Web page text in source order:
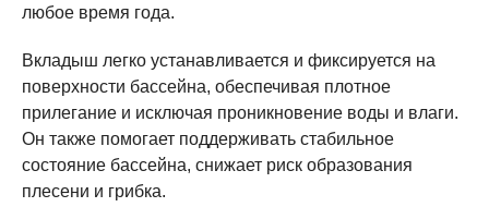
любое время года.
Вкладыш легко устанавливается и фиксируется на
поверхности бассейна, обеспечивая плотное
прилегание и исключая проникновение воды и влаги.
Он также помогает поддерживать стабильное
состояние бассейна, снижает риск образования
плесени и грибка.